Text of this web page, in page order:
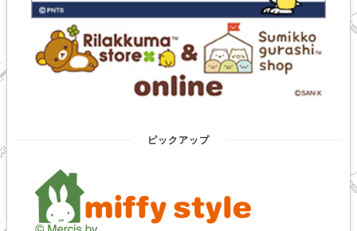
ピックアップ